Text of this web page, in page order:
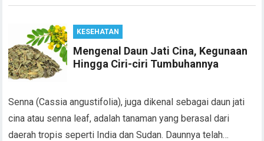
KESEHATAN
Mengenal Daun Jati Cina, Kegunaan
Hingga Ciri-ciri Tumbuhannya
Senna (Cassia angustifolia), juga dikenal sebagai daun jati
cina atau senna leaf, adalah tanaman yang berasal dari
daerah tropis seperti India dan Sudan. Daunnya telah…